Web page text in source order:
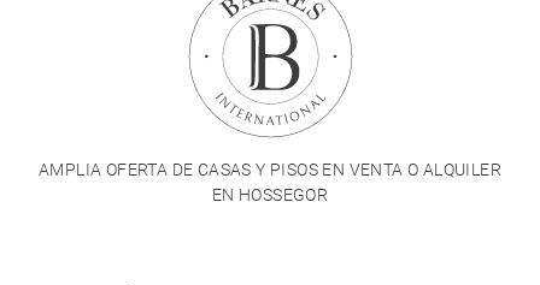
AMPLIA OFERTA DE CASAS Y PISOS EN VENTA O ALQUILER
EN HOSSEGOR